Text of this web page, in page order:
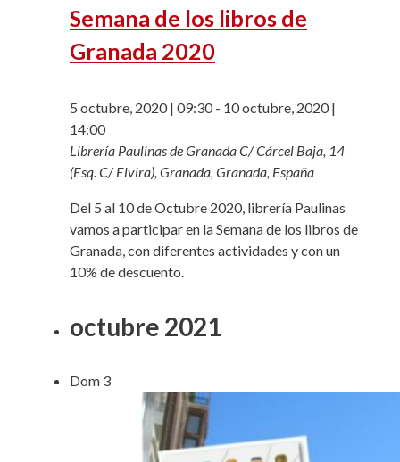
Semana de los libros de
Granada 2020
5 octubre, 2020 | 09:30- 10 octubre, 2020 |
14:00
Librería Paulinas de GranadaC/ Cárcel Baja, 14
(Esq. C/ Elvira), Granada, Granada, España
Del 5 al 10 de Octubre 2020, librería Paulinas
vamos a participar en la Semana de los libros de
Granada, con diferentes actividades y con un
10% de descuento.
octubre 2021
Dom 3